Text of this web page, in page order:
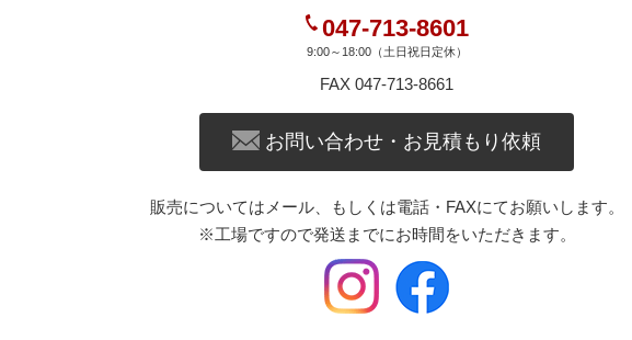
047-713-8601
9:00～18:00（土日祝日定休）
FAX 047-713-8661
お問い合わせ・お見積もり依頼
販売についてはメール、もしくは電話・FAXにてお願いします。
※工場ですので発送までにお時間をいただきます。